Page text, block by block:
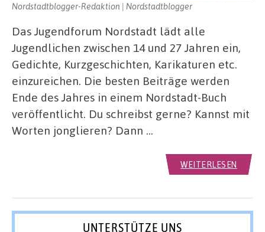
Nordstadtblogger-Redaktion | Nordstadtblogger
Das Jugendforum Nordstadt lädt alle
Jugendlichen zwischen 14 und 27 Jahren ein,
Gedichte, Kurzgeschichten, Karikaturen etc.
einzureichen. Die besten Beiträge werden
Ende des Jahres in einem Nordstadt-Buch
veröffentlicht. Du schreibst gerne? Kannst mit
Worten jonglieren? Dann …
WEITERLESEN
UNTERSTÜTZE UNS